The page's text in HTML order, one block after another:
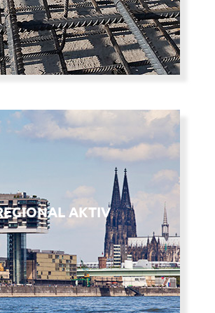
AKTIV
Wir sind ganz nah bei
Ihnen.
von 200 km um den
Dom.